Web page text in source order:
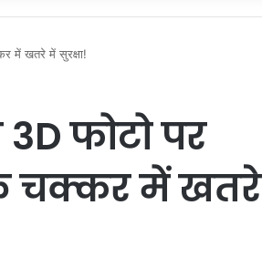
में खतरे में सुरक्षा!
फोटो पर
चक्कर में खतरे